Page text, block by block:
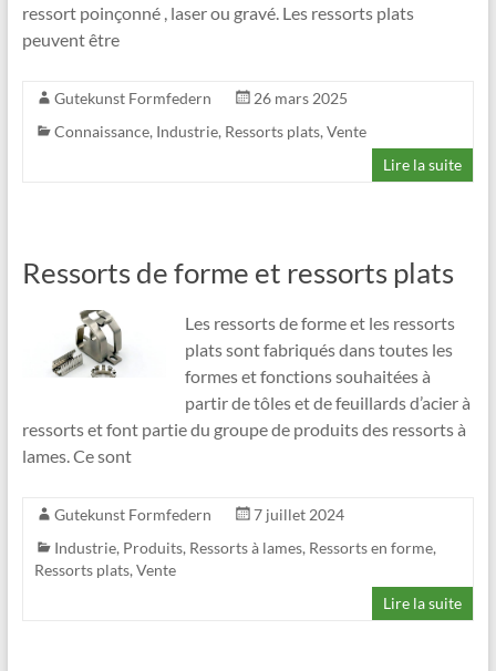
ressort poinçonné , laser ou gravé. Les ressorts plats
peuvent être
Gutekunst Formfedern
26 mars 2025
Connaissance, Industrie, Ressorts plats, Vente
Lire la suite
Ressorts de forme et ressorts plats
Les ressorts de forme et les ressorts
plats sont fabriqués dans toutes les
formes et fonctions souhaitées à
partir de tôles et de feuillards d’acier à
ressorts et font partie du groupe de produits des ressorts à
lames. Ce sont
Gutekunst Formfedern
7 juillet 2024
Industrie, Produits, Ressorts à lames, Ressorts en forme,
Ressorts plats, Vente
Lire la suite